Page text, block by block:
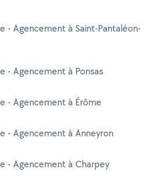
- Agencement à Saint-Pantaléon-
- Agencement à Ponsas
- Agencement à Érôme
- Agencement à Anneyron
- Agencement à Charpey